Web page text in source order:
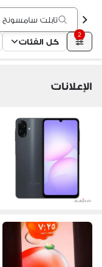
تابلت سامسونج A في مصر الجديدة
2
كل الفئات
الإعلانات